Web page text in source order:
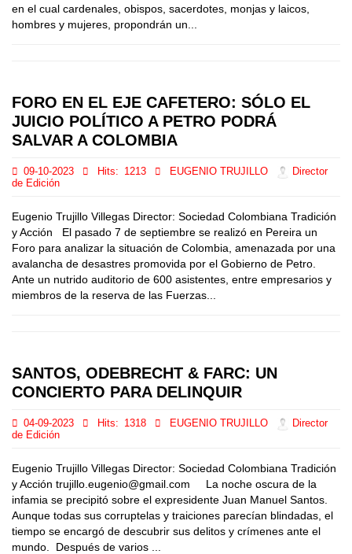
en el cual cardenales, obispos, sacerdotes, monjas y laicos,
hombres y mujeres, propondrán un...
FORO EN EL EJE CAFETERO: SÓLO EL
JUICIO POLÍTICO A PETRO PODRÁ
SALVAR A COLOMBIA
09-10-2023 Hits: 1213 EUGENIO TRUJILLO
Director
de Edición
Eugenio Trujillo Villegas Director: Sociedad Colombiana Tradición
y Acción El pasado 7 de septiembre se realizó en Pereira un
Foro para analizar la situación de Colombia, amenazada por una
avalancha de desastres promovida por el Gobierno de Petro.
Ante un nutrido auditorio de 600 asistentes, entre empresarios y
miembros de la reserva de las Fuerzas...
SANTOS, ODEBRECHT & FARC: UN
CONCIERTO PARA DELINQUIR
04-09-2023 Hits: 1318 EUGENIO TRUJILLO
Director
de Edición
Eugenio Trujillo Villegas Director: Sociedad Colombiana Tradición
y Acción trujillo.eugenio@gmail.com La noche oscura de la
infamia se precipitó sobre el expresidente Juan Manuel Santos.
Aunque todas sus corruptelas y traiciones parecían blindadas, el
tiempo se encargó de descubrir sus delitos y crímenes ante el
mundo. Después de varios ...